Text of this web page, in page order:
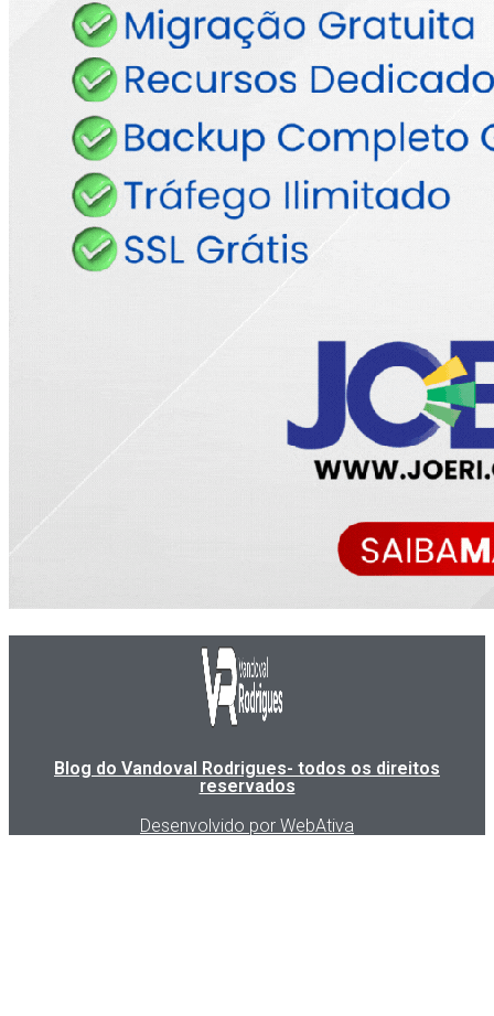
Blog do Vandoval Rodrigues- todos os direitos
reservados
Desenvolvido por WebAtiva